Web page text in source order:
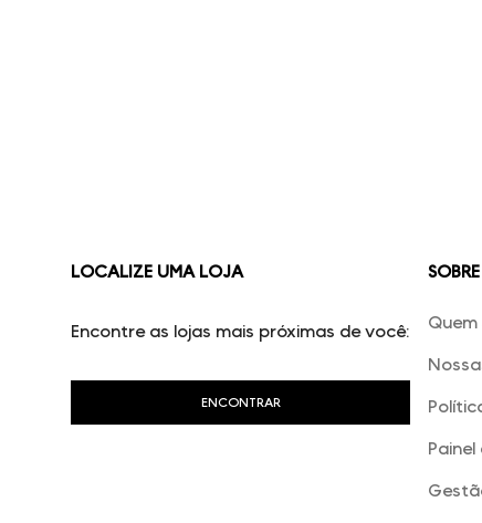
LOCALIZE UMA LOJA
Encontre as lojas mais próximas de você:
Quem